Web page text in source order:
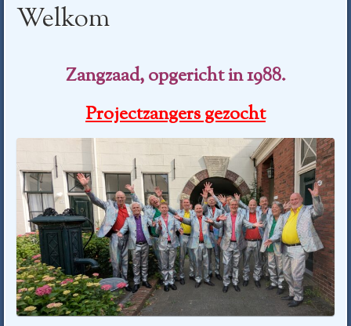
naar
Welkom
Zangzaad, opgericht in 1988.
Projectzangers gezocht